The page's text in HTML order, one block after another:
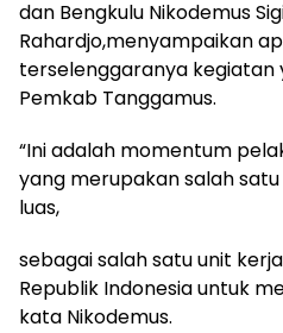
dan Bengkulu Nikodemus
Rahardjo,menyampaikan
terselenggaranya kegiatan
Pemkab Tanggamus.
“Ini adalah momentum
yang merupakan salah
luas,
sebagai salah satu unit
Republik Indonesia untuk
kata Nikodemus.